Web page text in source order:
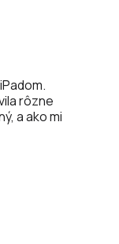
rôzne
a ako mi